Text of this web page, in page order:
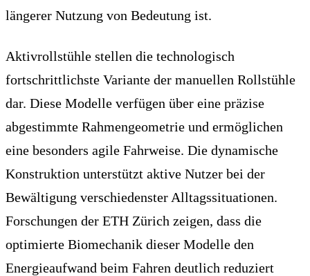
längerer Nutzung von Bedeutung ist.
Aktivrollstühle stellen die technologisch
fortschrittlichste Variante der manuellen Rollstühle
dar. Diese Modelle verfügen über eine präzise
abgestimmte Rahmengeometrie und ermöglichen
eine besonders agile Fahrweise. Die dynamische
Konstruktion unterstützt aktive Nutzer bei der
Bewältigung verschiedenster Alltagssituationen.
Forschungen der ETH Zürich zeigen, dass die
optimierte Biomechanik dieser Modelle den
Energieaufwand beim Fahren deutlich reduziert